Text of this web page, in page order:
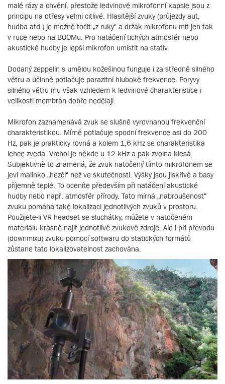
malé rázy a chvění, přestože ledvinové mikrofonní kapsle jsou z
principu na otřesy velmi citlivé. Hlasitější zvuky (průjezdy aut,
hudba atd.) je možné točit „z ruky“ a držák mikrofonu mít jen tak
v ruce nebo na BOOMu. Pro natáčení tichých atmosfér nebo
akustické hudby je lepší mikrofon umístit na stativ.
Dodaný zeppelin s umělou kožešinou funguje i za středně silného
větru a účinně potlačuje parazitní hluboké frekvence. Poryvy
silného větru mu však vzhledem k ledvinové charakteristice i
velikosti membrán dobře nedělají.
Mikrofon zaznamenává zvuk se slušně vyrovnanou frekvenční
charakteristikou. Mírně potlačuje spodní frekvence asi do 200
Hz, pak je prakticky rovná a kolem 1,6 kHz se charakteristika
lehce zvedá. Vrchol je někde u 12 kHz a pak zvolna klesá.
Subjektivně to znamená, že zvuk natočený tímto mikrofonem se
jeví malinko „hezčí“ než ve skutečnosti. Výšky jsou jiskřivé a basy
příjemně teplé. To oceníte především při natáčení akustické
hudby nebo např. atmosfér přírody. Tato mírná „nabroušenost“
zvuku pomáhá také lokalizaci jednotlivých zvuků v prostoru.
Použijete-li VR headset se sluchátky, můžete v natočeném
materiálu krásně najít jednotlivé zvukové zdroje. Ale i při převodu
(downmixu) zvuku pomocí softwaru do statických formátů
zůstane tato lokalizovatelnost zachována.